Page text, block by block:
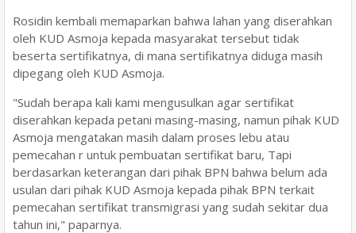
Rosidin kembali memaparkan bahwa lahan yang diserahkan
oleh KUD Asmoja kepada masyarakat tersebut tidak
beserta sertifikatnya, di mana sertifikatnya diduga masih
dipegang oleh KUD Asmoja.
"Sudah berapa kali kami mengusulkan agar sertifikat
diserahkan kepada petani masing-masing, namun pihak KUD
Asmoja mengatakan masih dalam proses lebu atau
pemecahan r untuk pembuatan sertifikat baru, Tapi
berdasarkan keterangan dari pihak BPN bahwa belum ada
usulan dari pihak KUD Asmoja kepada pihak BPN terkait
pemecahan sertifikat transmigrasi yang sudah sekitar dua
tahun ini," paparnya.